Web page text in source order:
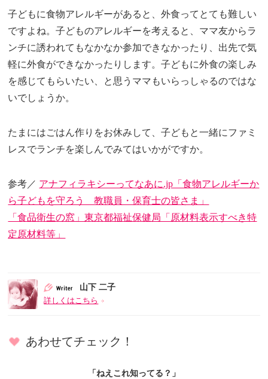
子どもに食物アレルギーがあると、外食ってとても難しい
ですよね。子どものアレルギーを考えると、ママ友からラ
ンチに誘われてもなかなか参加できなかったり、出先で気
軽に外食ができなかったりします。子どもに外食の楽しみ
を感じてもらいたい、と思うママもいらっしゃるのではな
いでしょうか。
たまにはごはん作りをお休みして、子どもと一緒にファミ
レスでランチを楽しんでみてはいかがですか。
参考／ アナフィラキシーってなあに.jp「食物アレルギーか
ら子どもを守ろう 教職員・保育士の皆さま」
「食品衛生の窓」東京都福祉保健局「原材料表示すべき特
定原材料等」
山下 二子
詳しくはこちら
あわせてチェック！
「ねえこれ知ってる？」